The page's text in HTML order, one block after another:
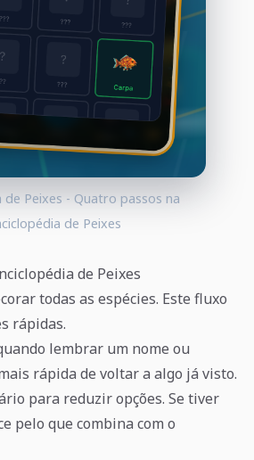
de Peixes - Quatro passos na
de Peixes
de Peixes
todas as espécies. Este fluxo
rápidas.
lembrar um nome ou
rápida de voltar a algo já visto.
para reduzir opções. Se tiver
pelo que combina com o